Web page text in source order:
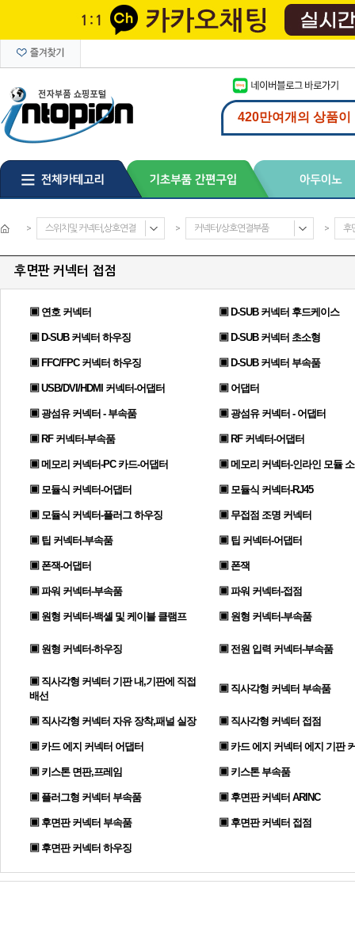
> 스위치및 커넥터,상호연결 > 커넥터/상호연결부품 > 후
후면판 커넥터 접점
▣ 연호 커넥터 ▣ D-SUB 커넥터 후드케이스
▣ D-SUB 커넥터 하우징 ▣ D-SUB 커넥터 초소형
▣ FFC/FPC 커넥터 하우징 ▣ D-SUB 커넥터 부속품
▣ USB/DVI/HDMI 커넥터-어댑터 ▣ 어댑터
▣ 광섬유 커넥터 - 부속품 ▣ 광섬유 커넥터 - 어댑터
▣ RF 커넥터-부속품 ▣ RF 커넥터-어댑터
▣ 메모리 커넥터-PC 카드-어댑터 ▣ 메모리 커넥터-인라인 모듈
▣ 모듈식 커넥터-어댑터 ▣ 모듈식 커넥터-RJ45
▣ 모듈식 커넥터-플러그 하우징 ▣ 무접점 조명 커넥터
▣ 팁 커넥터-부속품 ▣ 팁 커넥터-어댑터
▣ 폰잭-어댑터 ▣ 폰잭
▣ 파워 커넥터-부속품 ▣ 파워 커넥터-접점
▣ 원형 커넥터-백셸 및 케이블 클램프 ▣ 원형 커넥터-부속품
▣ 원형 커넥터-하우징 ▣ 전원 입력 커넥터-부속품
▣ 직사각형 커넥터 기판 내,기판에 직접
배선
▣ 직사각형 커넥터 부속품
▣ 직사각형 커넥터 자유 장착,패널 실장 ▣ 직사각형 커넥터 접점
▣ 카드 에지 커넥터 어댑터 ▣ 카드 에지 커넥터 에지 기판
▣ 키스톤 면판,프레임 ▣ 키스톤 부속품
▣ 플러그형 커넥터 부속품 ▣ 후면판 커넥터 ARINC
▣ 후면판 커넥터 부속품 ▣ 후면판 커넥터 접점
▣ 후면판 커넥터 하우징